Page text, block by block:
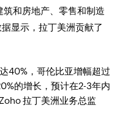
和房地产、零售和制造
显示，拉丁美洲贡献了
40%，哥伦比亚增幅超过
的增长，预计在2-3年内
拉丁美洲业务总监